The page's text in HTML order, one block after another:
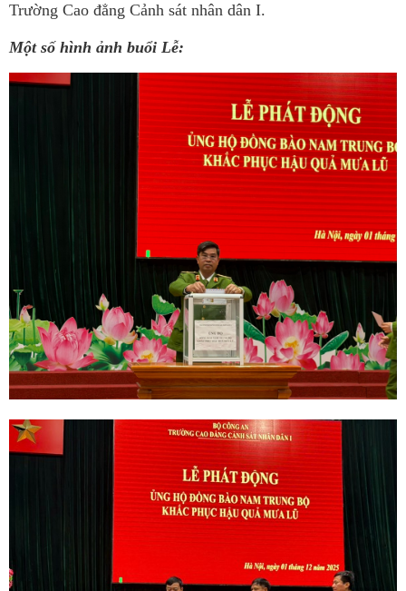
Trường Cao đẳng Cảnh sát nhân dân I.
Một số hình ảnh buổi Lễ: